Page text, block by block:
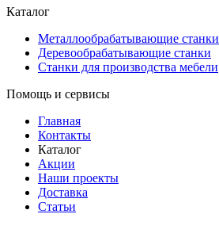
Каталог
Металлообрабатывающие станки
Деревообрабатывающие станки
Станки для производства мебели
Помощь и сервисы
Главная
Контакты
Каталог
Акции
Наши проекты
Доставка
Статьи